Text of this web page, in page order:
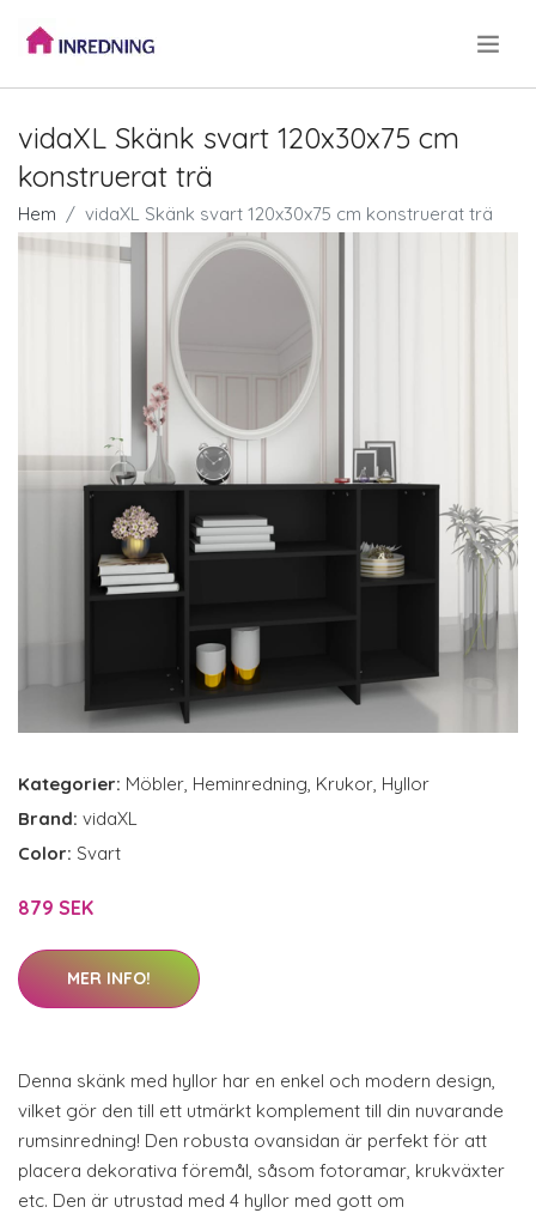
vidaXL Skänk svart 120x30x75 cm
konstruerat trä
Hem vidaXL Skänk svart 120x30x75 cm konstruerat trä
Kategorier: Möbler, Heminredning, Krukor, Hyllor
Brand: vidaXL
Color: Svart
879 SEK
MER INFO!
Denna skänk med hyllor har en enkel och modern design,
vilket gör den till ett utmärkt komplement till din nuvarande
rumsinredning! Den robusta ovansidan är perfekt för att
placera dekorativa föremål, såsom fotoramar, krukväxter
etc. Den är utrustad med 4 hyllor med gott om